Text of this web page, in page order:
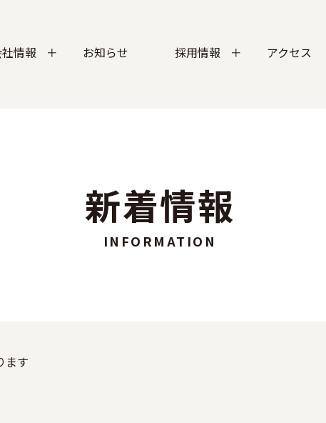
情報 お知らせ 採用情報 アクセス
新着情報
INFORMATION
ます